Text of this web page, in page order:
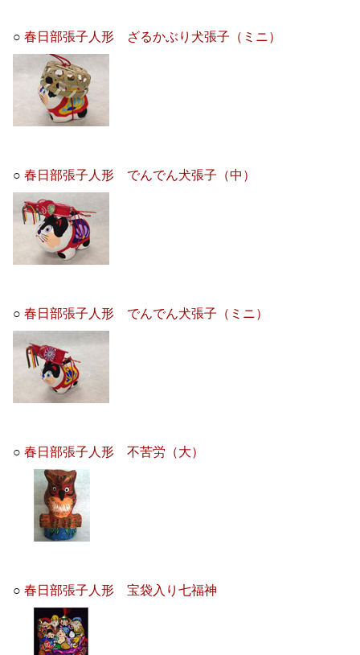
○春日部張子人形 ざるかぶり犬張子（ミニ）
○春日部張子人形 でんでん犬張子（中）
○春日部張子人形 でんでん犬張子（ミニ）
○春日部張子人形 不苦労（大）
○春日部張子人形 宝袋入り七福神